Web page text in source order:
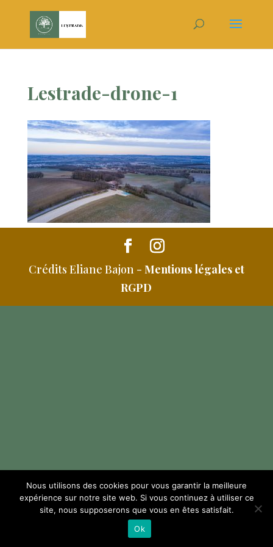
Lestrade-drone-1
Crédits Eliane Bajon - Mentions légales et
RGPD
Nous utilisons des cookies pour vous garantir la meilleure
expérience sur notre site web. Si vous continuez à utiliser ce
site, nous supposerons que vous en êtes satisfait.
Ok